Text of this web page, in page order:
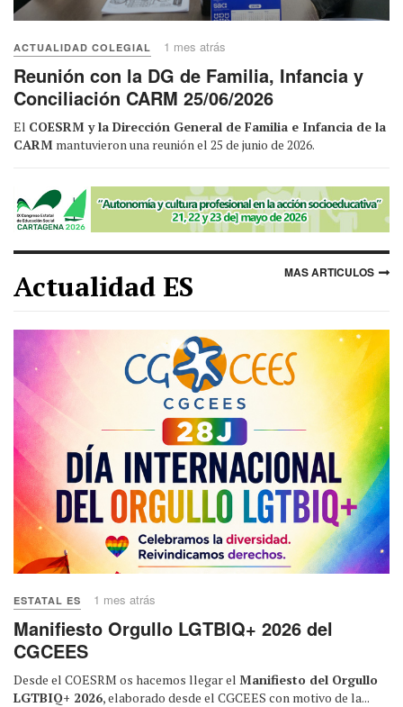
ACTUALIDAD COLEGIAL 1 mes atrás
Reunión con la DG de Familia, Infancia y
Conciliación CARM 25/06/2026
El COESRM y la Dirección General de Familia e Infancia de la
CARM mantuvieron una reunión el 25 de junio de 2026.
Actualidad ES MAS ARTICULOS
ESTATAL ES 1 mes atrás
Manifiesto Orgullo LGTBIQ+ 2026 del
CGCEES
Desde el COESRM os hacemos llegar el Manifiesto del Orgullo
LGTBIQ+ 2026, elaborado desde el CGCEES con motivo de la...